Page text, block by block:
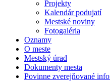
Projekty
Kalendár podujatí
Mestské noviny
Fotogaléria
Oznamy
O meste
Mestský úrad
Dokumenty mesta
Povinne zverejňované